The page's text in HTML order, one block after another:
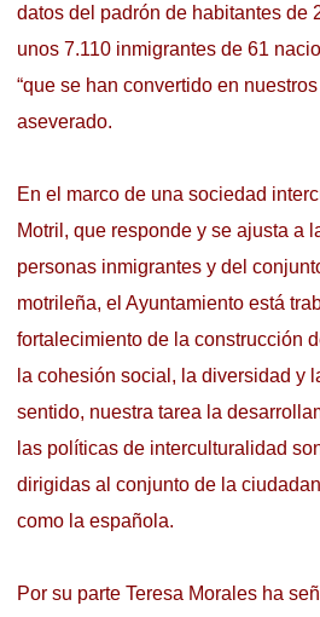
datos del padrón de habitantes de
unos 7.110 inmigrantes de 61
“que se han convertido en
aseverado.
En el marco de una sociedad
Motril, que responde y se ajusta a
personas inmigrantes y del
motrileña, el Ayuntamiento está
fortalecimiento de la construcción
la cohesión social, la diversidad y
sentido, nuestra tarea la
las políticas de interculturalidad
dirigidas al conjunto de la
como la española.
Por su parte Teresa Morales ha